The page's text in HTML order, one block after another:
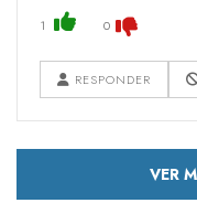
1 0
RESPONDER
VER